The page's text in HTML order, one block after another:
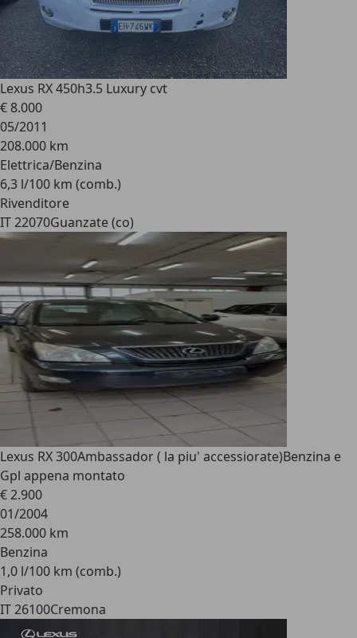
Lexus RX 450h3.5 Luxury cvt
€ 8.000
05/2011
208.000 km
Elettrica/Benzina
6,3 l/100 km (comb.)
Rivenditore
IT 22070Guanzate (co)
Lexus RX 300Ambassador ( la piu' accessiorate)Benzina e
Gpl appena montato
€ 2.900
01/2004
258.000 km
Benzina
1,0 l/100 km (comb.)
Privato
IT 26100Cremona